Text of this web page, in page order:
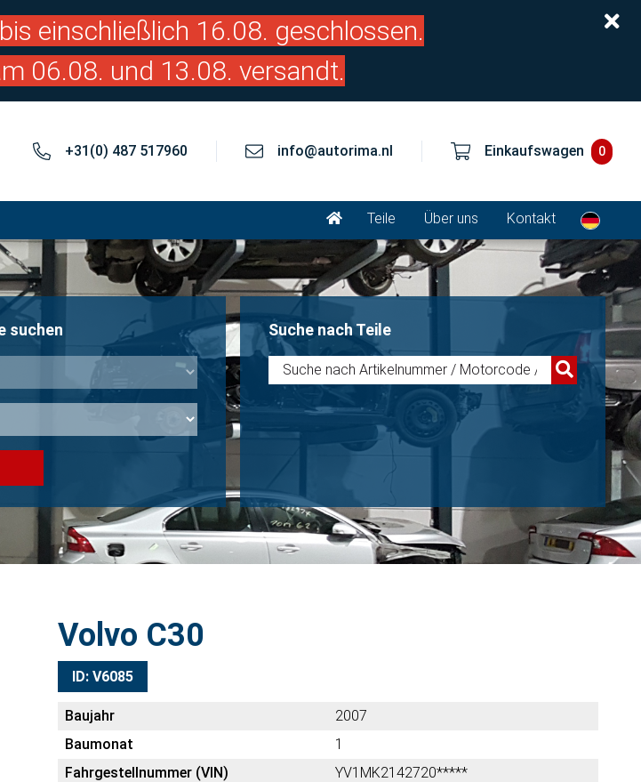
einschließlich 16.08. geschlossen.
06.08. und 13.08. versandt.
+31(0) 487 517960 info@autorima.nl Einkaufswagen 0
Teile Über uns Kontakt
suchen Suche nach Teile
Volvo C30
ID: V6085
Baujahr
2007
Baumonat
1
Fahrgestellnummer (VIN)
YV1MK2142720*****